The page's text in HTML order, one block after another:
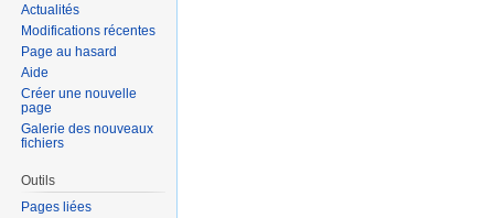
Actualités
Modifications récentes
Page au hasard
Aide
Créer une nouvelle
page
Galerie des nouveaux
fichiers
Outils
Pages liées